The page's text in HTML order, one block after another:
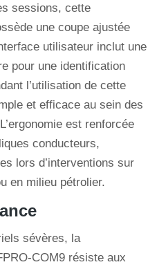
sessions, cette
une coupe ajustée
utilisateur inclut une
pour une identification
l’utilisation de cette
et efficace au sein des
est renforcée
conducteurs,
lors d’interventions sur
en milieu pétrolier.
sévères, la
COM9 résiste aux